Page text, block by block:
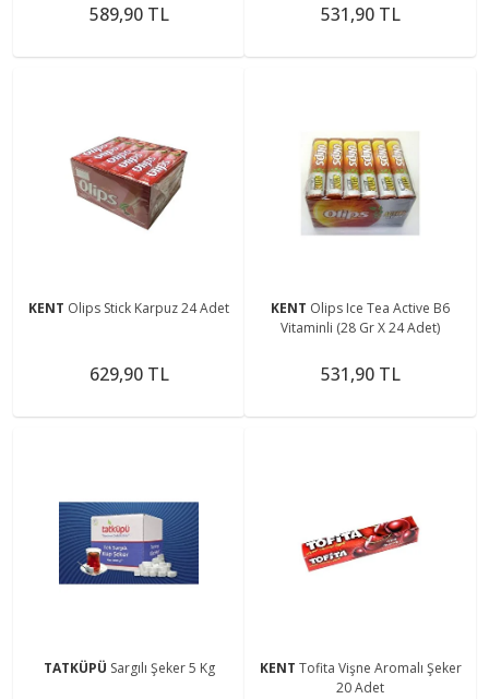
589,90 TL 531,90 TL
KENT Olips Stick Karpuz 24 Adet
629,90 TL
KENT Olips Ice Tea Active B6
Vitaminli (28 Gr X 24 Adet)
531,90 TL
TATKÜPÜ Sargılı Şeker 5 Kg KENT Tofita Vişne Aromalı Şeker
20 Adet